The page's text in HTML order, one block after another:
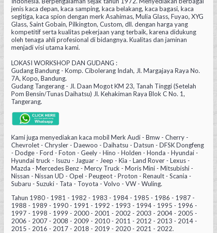
jenis kaca depan, kaca samping, kaca belakang, kaca bagasi, kaca
segitiga, kaca spion dengan merk Asahimas, Mulia Glass, Fuyao, XYG
Glass, Saint Gobain, Pilkington, Custom, dll. dengan harga yang
kompetitif serta kualitas pekerjaan yang terbaik, karena didukung
oleh tenaga ahli profesional di bidangnya. Kualitas dan jaminan
menjadi visi utama kami.
LOKASI WORKSHOP DAN GUDANG :
Gudang Bandung - Komp. Cibolerang Indah, Jl. Margajaya Raya No.
7A, Kopo, Bandung.
Gudang Tangerang - Jl. Daan Mogot KM 23, Tanah Tinggi (Setelah
Pom Bensin/Tunas Daihatsu) Jl. Kehakiman Raya Blok C No. 1,
Tangerang.
Kami juga menyediakan kaca mobil Merk Audi - Bmw - Cherry -
Chevrolet - Chrysler - Daewoo - Daihatsu - Datsun - DFSK Dongfeng
- Dodge - Ford - Foton - Geely - Hino - Holden - Honda - Hyundai -
Hyundai truck - Isuzu - Jaguar - Jeep - Kia - Land Rover - Lexus -
Mazda - Mercedes Benz - Mercy Truck - Moris Mini - Mitsubishi -
Nissan - Nissan UD - Opel - Peugeot - Proton - Renault - Scania -
Subaru - Suzuki - Tata - Toyota - Volvo - VW - Wuling.
Tahun 1980 - 1981 - 1982 - 1983 - 1984 - 1985 - 1986 - 1987 -
1988 - 1989 - 1990 - 1991 - 1992 - 1993 - 1994 - 1995 - 1996 -
1997 - 1998 - 1999 - 2000 - 2001 - 2002 - 2003 - 2004 - 2005 -
2006 - 2007 - 2008 - 2009 - 2010 - 2011 - 2012 - 2013 - 2014 -
2015 - 2016 - 2017 - 2018 - 2019 - 2020 - 2021 - 2022.